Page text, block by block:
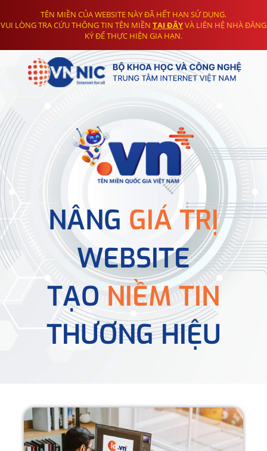
TÊN MIỀN CỦA WEBSITE NÀY ĐÃ HẾT HẠN SỬ DỤNG.
VUI LÒNG TRA CỨU THÔNG TIN TÊN MIỀN TẠI ĐÂYVÀ LIÊN HỆ NHÀ ĐĂNG
KÝ ĐỂ THỰC HIỆN GIA HẠN.
NÂNG GIÁ TRỊ
WEBSITE
TẠONIỀM TIN
THƯƠNG HIỆU